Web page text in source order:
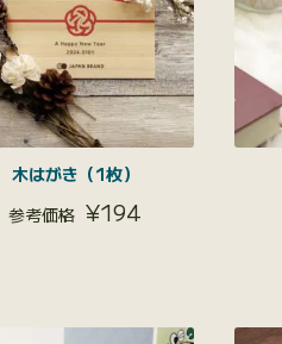
木はがき（1枚）
¥194